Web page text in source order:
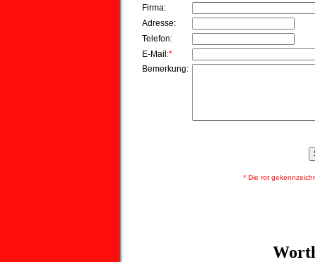
Firma:
Adresse:
Telefon:
E-Mail :*
Bemerkung:
* Die rot